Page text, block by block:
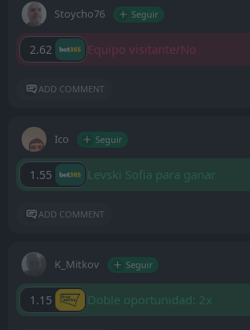
Stoycho76 Seguir
2.62 Equipo visitante/No
ADD COMMENT
Ico Seguir
1.55 Levski Sofia para ganar
ADD COMMENT
K_Mitkov Seguir
1.15 Doble oportunidad: 2x